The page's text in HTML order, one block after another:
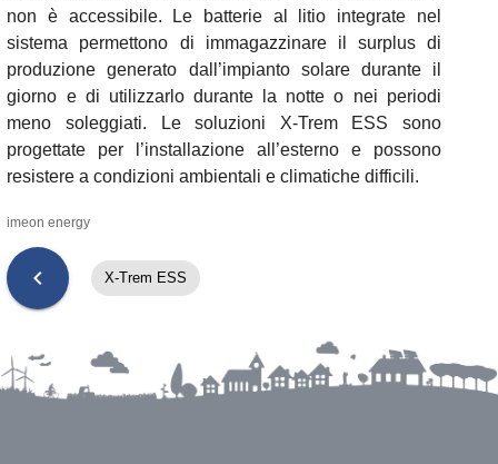
non è accessibile. Le batterie al litio integrate nel
sistema permettono di immagazzinare il surplus di
produzione generato dall’impianto solare durante il
giorno e di utilizzarlo durante la notte o nei periodi
meno soleggiati. Le soluzioni X-Trem ESS sono
progettate per l’installazione all’esterno e possono
resistere a condizioni ambientali e climatiche difficili.
imeon energy
chevron_left X-Trem ESS